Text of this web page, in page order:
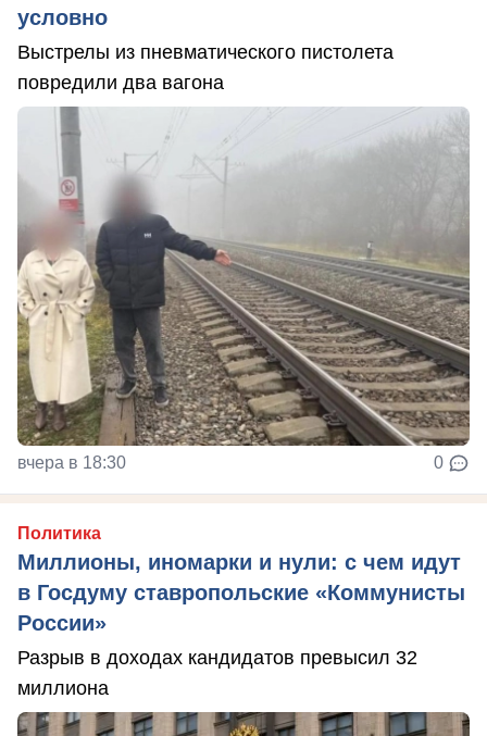
условно
Выстрелы из пневматического пистолета
повредили два вагона
вчера в 18:30 0
Политика
Миллионы, иномарки и нули: с чем идут
в Госдуму ставропольские «Коммунисты
России»
Разрыв в доходах кандидатов превысил 32
миллиона